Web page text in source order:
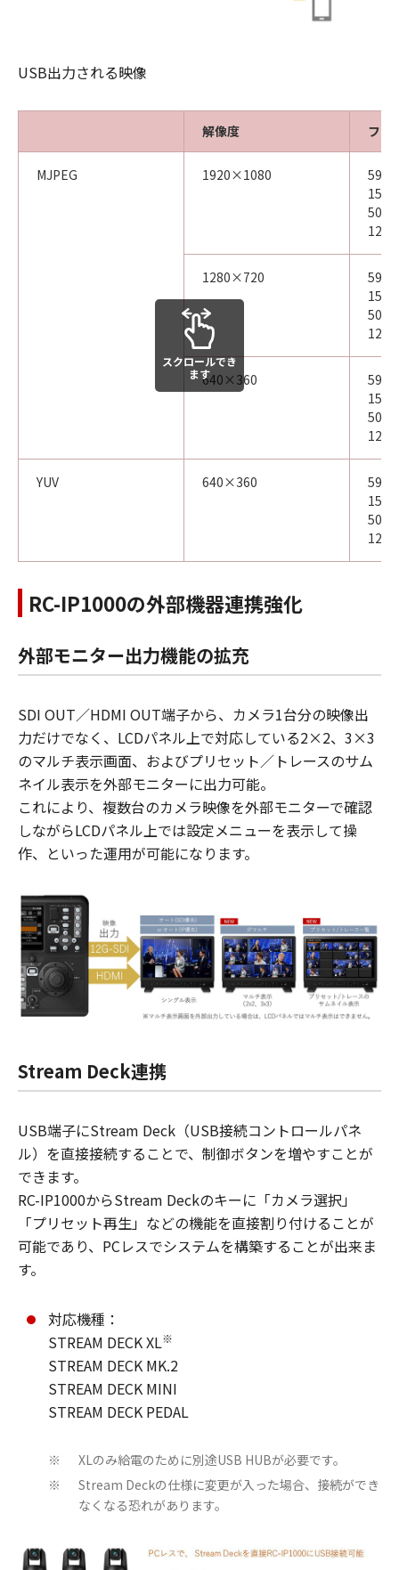
USB出力される映像
解像度 フレ
MJPEG 1920×1080
1280×720
640×360
YUV 640×360
スクロールでき
ます
RC-IP1000の外部機器連携強化
外部モニター出力機能の拡充
SDI OUT／HDMI OUT端子から、カメラ1台分の映像出
力だけでなく、LCDパネル上で対応している2×2、3×3
のマルチ表示画面、およびプリセット／トレースのサム
ネイル表示を外部モニターに出力可能。
これにより、複数台のカメラ映像を外部モニターで確認
しながらLCDパネル上では設定メニューを表示して操
作、といった運用が可能になります。
Stream Deck連携
USB端子にStream Deck（USB接続コントロールパネ
ル）を直接接続することで、制御ボタンを増やすことが
できます。
RC-IP1000からStream Deckのキーに「カメラ選択」
「プリセット再生」などの機能を直接割り付けることが
可能であり、PCレスでシステムを構築することが出来ま
す。
対応機種：
STREAM DECK XL※
STREAM DECK MK.2
STREAM DECK MINI
STREAM DECK PEDAL
※ XLのみ給電のために別途USB HUBが必要です。
※
Stream Deckの仕様に変更が入った場合、接続ができ
なくなる恐れがあります。